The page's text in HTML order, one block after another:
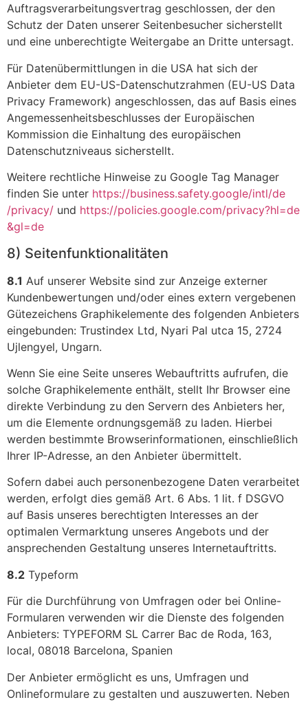
Auftragsverarbeitungsvertrag geschlossen, der den
Schutz der Daten unserer Seitenbesucher sicherstellt
und eine unberechtigte Weitergabe an Dritte untersagt.
Für Datenübermittlungen in die USA hat sich der
Anbieter dem EU-US-Datenschutzrahmen (EU-US Data
Privacy Framework) angeschlossen, das auf Basis eines
Angemessenheitsbeschlusses der Europäischen
Kommission die Einhaltung des europäischen
Datenschutzniveaus sicherstellt.
Weitere rechtliche Hinweise zu Google Tag Manager
finden Sie unter https://business.safety.google/intl/de
/privacy/ und https://policies.google.com/privacy?hl=de
&gl=de
8) Seitenfunktionalitäten
8.1 Auf unserer Website sind zur Anzeige externer
Kundenbewertungen und/oder eines extern vergebenen
Gütezeichens Graphikelemente des folgenden Anbieters
eingebunden: Trustindex Ltd, Nyari Pal utca 15, 2724
Ujlengyel, Ungarn.
Wenn Sie eine Seite unseres Webauftritts aufrufen, die
solche Graphikelemente enthält, stellt Ihr Browser eine
direkte Verbindung zu den Servern des Anbieters her,
um die Elemente ordnungsgemäß zu laden. Hierbei
werden bestimmte Browserinformationen, einschließlich
Ihrer IP-Adresse, an den Anbieter übermittelt.
Sofern dabei auch personenbezogene Daten verarbeitet
werden, erfolgt dies gemäß Art. 6 Abs. 1 lit. f DSGVO
auf Basis unseres berechtigten Interesses an der
optimalen Vermarktung unseres Angebots und der
ansprechenden Gestaltung unseres Internetauftritts.
8.2 Typeform
Für die Durchführung von Umfragen oder bei Online-
Formularen verwenden wir die Dienste des folgenden
Anbieters: TYPEFORM SL Carrer Bac de Roda, 163,
local, 08018 Barcelona, Spanien
Der Anbieter ermöglicht es uns, Umfragen und
Onlineformulare zu gestalten und auszuwerten. Neben